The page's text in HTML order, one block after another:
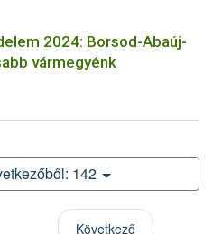
2024: Borsod-Abaúj-
vármegyénk
142
Következő